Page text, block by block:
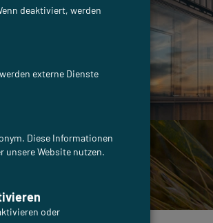
deaktiviert, werden
externe Dienste
Diese Informationen
unsere Website nutzen.
oder